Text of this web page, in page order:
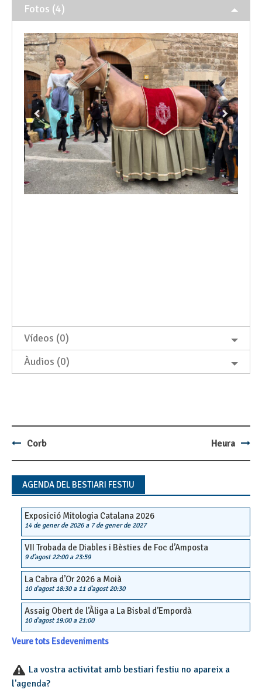
Fotos (4)
Vídeos (0)
Àudios (0)
Post
navigation
Corb Heura
AGENDA DEL BESTIARI FESTIU
Exposició Mitologia Catalana 2026
14 de gener de 2026a 7 de gener de 2027
VII Trobada de Diables i Bèsties de Foc d’Amposta
9 d'agost 22:00a 23:59
La Cabra d’Or 2026 a Moià
10 d'agost 18:30a 11 d'agost 20:30
Assaig Obert de l’Àliga a La Bisbal d’Empordà
10 d'agost 19:00a 21:00
Veure tots Esdeveniments
La vostra activitat amb bestiari festiu no apareix a
l'agenda?